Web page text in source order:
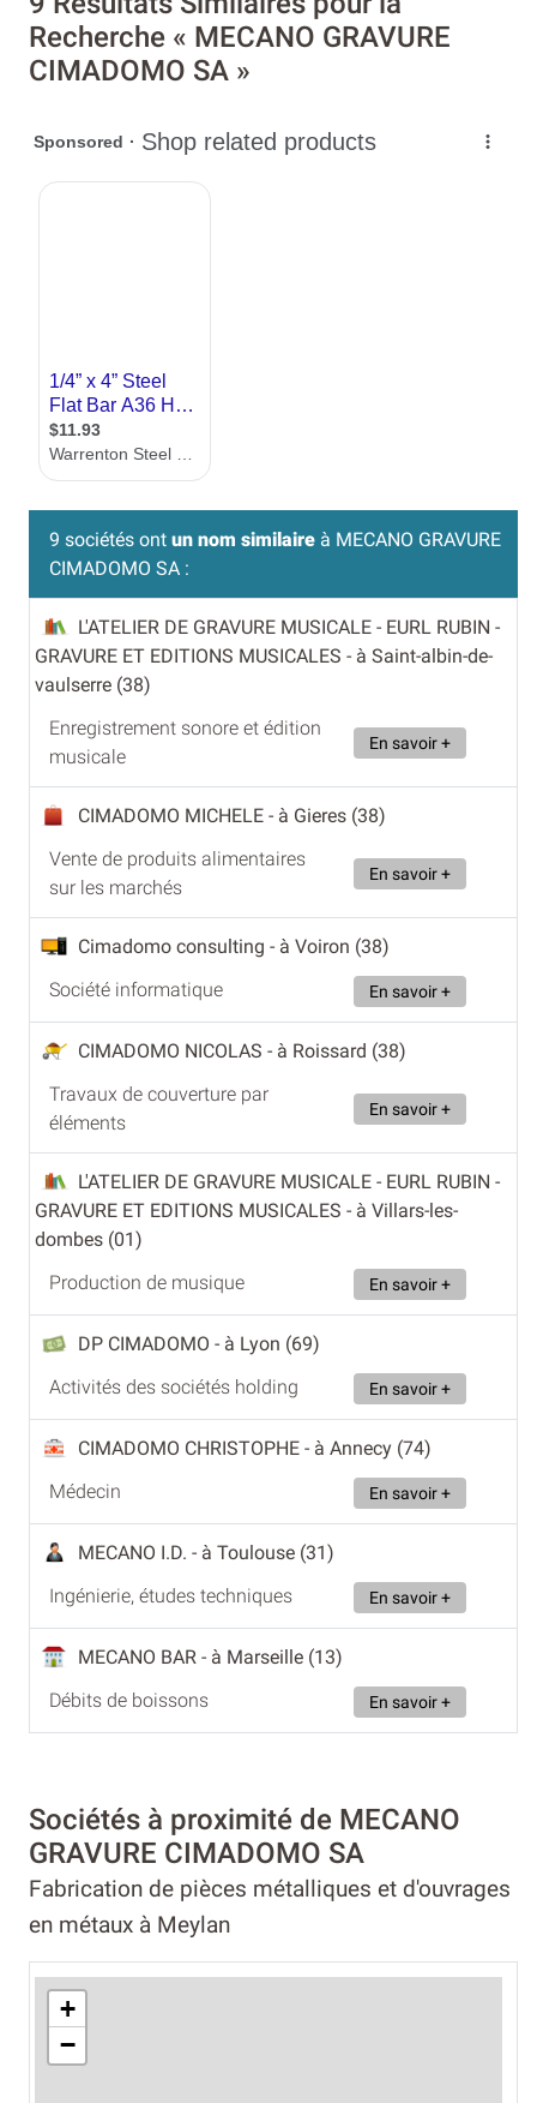
Recherche « MECANO GRAVURE
CIMADOMO SA »
9 sociétés ont un nom similaire à MECANO GRAVURE
CIMADOMO SA :
L'ATELIER DE GRAVURE MUSICALE - EURL RUBIN -
GRAVURE ET EDITIONS MUSICALES - à Saint-albin-de-
vaulserre (38)
Enregistrement sonore et édition
musicale
En savoir +
CIMADOMO MICHELE - à Gieres (38)
Vente de produits alimentaires
sur les marchés
En savoir +
Cimadomo consulting - à Voiron (38)
Société informatique
En savoir +
CIMADOMO NICOLAS - à Roissard (38)
Travaux de couverture par
éléments
En savoir +
L'ATELIER DE GRAVURE MUSICALE - EURL RUBIN -
GRAVURE ET EDITIONS MUSICALES - à Villars-les-
dombes (01)
Production de musique
En savoir +
DP CIMADOMO - à Lyon (69)
Activités des sociétés holding
En savoir +
CIMADOMO CHRISTOPHE - à Annecy (74)
Médecin
En savoir +
MECANO I.D. - à Toulouse (31)
Ingénierie, études techniques
En savoir +
MECANO BAR - à Marseille (13)
Débits de boissons
En savoir +
Sociétés à proximité de MECANO
GRAVURE CIMADOMO SA
Fabrication de pièces métalliques et d'ouvrages
en métaux à Meylan
+
−